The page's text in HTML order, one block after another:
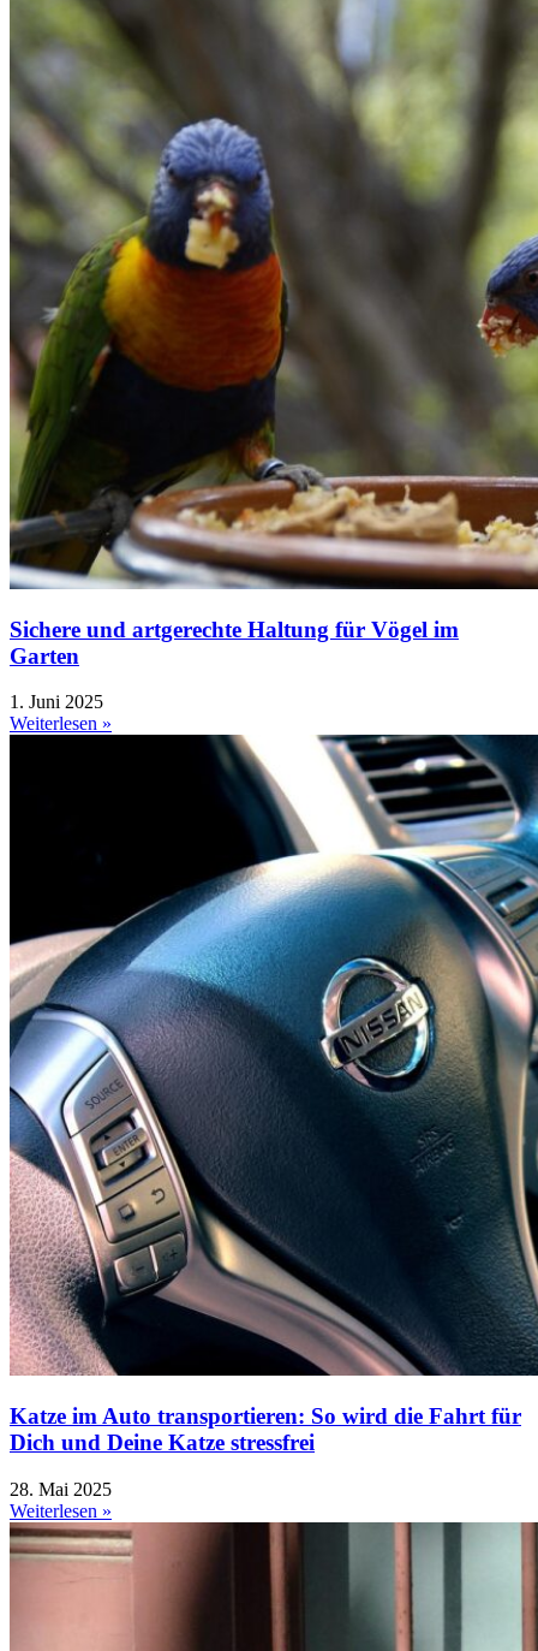
Sichere und artgerechte Haltung für Vögel im
Garten
1. Juni 2025
Weiterlesen »
Katze im Auto transportieren: So wird die Fahrt für
Dich und Deine Katze stressfrei
28. Mai 2025
Weiterlesen »